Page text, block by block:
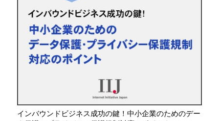
インバウンドビジネス成功の鍵！中小企業のためのデー